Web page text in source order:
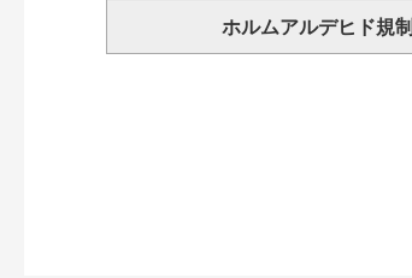
ホルムアルデヒド規制